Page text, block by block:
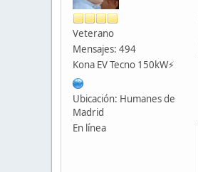
Veterano
Mensajes: 494
Kona EV Tecno 150kW⚡️
Ubicación: Humanes de
Madrid
En línea